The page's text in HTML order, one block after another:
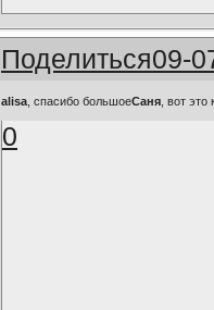
Поделиться09-
alisa , спасибо большоеСаня , вот
0